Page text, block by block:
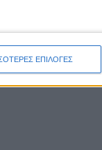
ΕΠΙΛΟΓΕΣ